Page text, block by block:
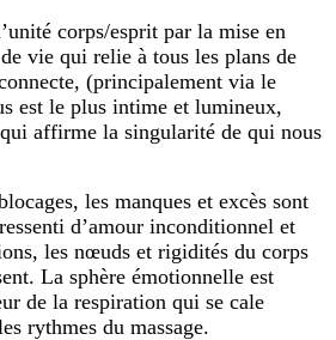
corps/esprit par la mise en
vie qui relie à tous les plans de
(principalement via le
est le plus intime et lumineux,
affirme la singularité de qui nous
les manques et excès sont
d’amour inconditionnel et
les nœuds et rigidités du corps
La sphère émotionnelle est
de la respiration qui se cale
rythmes du massage.